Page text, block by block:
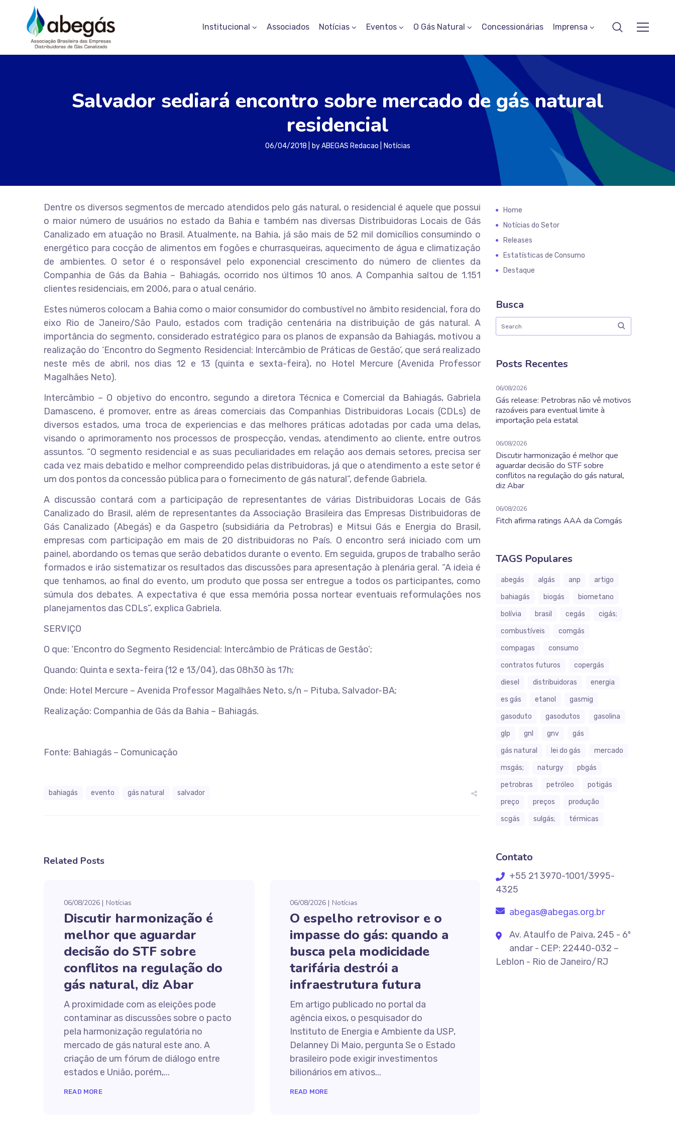
Institucional Associados Notícias Eventos O Gás Natural Concessionárias Imprensa
Salvador sediará encontro sobre mercado de gás natural
residencial
06/04/2018 byABEGAS Redacao Notícias
Dentre os diversos segmentos de mercado atendidos pelo gás natural, o residencial é aquele que possui
o maior número de usuários no estado da Bahia e também nas diversas Distribuidoras Locais de Gás
Canalizado em atuação no Brasil. Atualmente, na Bahia, já são mais de 52 mil domicílios consumindo o
energético para cocção de alimentos em fogões e churrasqueiras, aquecimento de água e climatização
de ambientes. O setor é o responsável pelo exponencial crescimento do número de clientes da
Companhia de Gás da Bahia – Bahiagás, ocorrido nos últimos 10 anos. A Companhia saltou de 1.151
clientes residenciais, em 2006, para o atual cenário.
Estes números colocam a Bahia como o maior consumidor do combustível no âmbito residencial, fora do
eixo Rio de Janeiro/São Paulo, estados com tradição centenária na distribuição de gás natural. A
importância do segmento, considerado estratégico para os planos de expansão da Bahiagás, motivou a
realização do ‘Encontro do Segmento Residencial: Intercâmbio de Práticas de Gestão’, que será realizado
neste mês de abril, nos dias 12 e 13 (quinta e sexta-feira), no Hotel Mercure (Avenida Professor
Magalhães Neto).
Intercâmbio – O objetivo do encontro, segundo a diretora Técnica e Comercial da Bahiagás, Gabriela
Damasceno, é promover, entre as áreas comerciais das Companhias Distribuidoras Locais (CDLs) de
diversos estados, uma troca de experiencias e das melhores práticas adotadas por cada uma delas,
visando o aprimoramento nos processos de prospecção, vendas, atendimento ao cliente, entre outros
assuntos. “O segmento residencial e as suas peculiaridades em relação aos demais setores, precisa ser
cada vez mais debatido e melhor compreendido pelas distribuidoras, já que o atendimento a este setor é
um dos pontos da concessão pública para o fornecimento de gás natural”, defende Gabriela.
A discussão contará com a participação de representantes de várias Distribuidoras Locais de Gás
Canalizado do Brasil, além de representantes da Associação Brasileira das Empresas Distribuidoras de
Gás Canalizado (Abegás) e da Gaspetro (subsidiária da Petrobras) e Mitsui Gás e Energia do Brasil,
empresas com participação em mais de 20 distribuidoras no País. O encontro será iniciado com um
painel, abordando os temas que serão debatidos durante o evento. Em seguida, grupos de trabalho serão
formados e irão sistematizar os resultados das discussões para apresentação à plenária geral. “A ideia é
que tenhamos, ao final do evento, um produto que possa ser entregue a todos os participantes, como
súmula dos debates. A expectativa é que essa memória possa nortear eventuais reformulações nos
planejamentos das CDLs”, explica Gabriela.
SERVIÇO
O que: ‘Encontro do Segmento Residencial: Intercâmbio de Práticas de Gestão’;
Quando: Quinta e sexta-feira (12 e 13/04), das 08h30 às 17h;
Onde: Hotel Mercure – Avenida Professor Magalhães Neto, s/n – Pituba, Salvador-BA;
Realização: Companhia de Gás da Bahia – Bahiagás.
Fonte: Bahiagás – Comunicação
bahiagás evento gás natural salvador
Related Posts
06/08/2026 Notícias
Discutir harmonização é
melhor que aguardar
decisão do STF sobre
conflitos na regulação do
gás natural, diz Abar
A proximidade com as eleições pode
contaminar as discussões sobre o pacto
pela harmonização regulatória no
mercado de gás natural este ano. A
criação de um fórum de diálogo entre
estados e União, porém,...
READ MORE
06/08/2026 Notícias
O espelho retrovisor e o
impasse do gás: quando a
busca pela modicidade
tarifária destrói a
infraestrutura futura
Em artigo publicado no portal da
agência eixos, o pesquisador do
Instituto de Energia e Ambiente da USP,
Delanney Di Maio, pergunta Se o Estado
brasileiro pode exigir investimentos
bilionários em ativos...
READ MORE
Home
Notícias do Setor
Releases
Estatísticas de Consumo
Destaque
Busca
Posts Recentes
06/08/2026
Gás release: Petrobras não vê motivos
razoáveis para eventual limite à
importação pela estatal
06/08/2026
Discutir harmonização é melhor que
aguardar decisão do STF sobre
conflitos na regulação do gás natural,
diz Abar
06/08/2026
Fitch afirma ratings AAA da Comgás
TAGS Populares
abegás algás anp
artigo
bahiagás
biogás
biometano
bolívia
brasil cegás
cigás;
combustíveis
comgás
compagas
consumo
contratos futuros
copergás
diesel
distribuidoras
energia
es gás
etanol
gasmig
gasoduto
gasodutos
gasolina
glp
gnl gnv
gás
gás natural
lei do gás
mercado
msgás;
naturgy
pbgás
petrobras
petróleo
potigás
preço
preços
produção
scgás
sulgás; térmicas
Contato
+55 21 3970-1001/3995-
4325
abegas@abegas.org.br
Av. Ataulfo de Paiva, 245 - 6º
andar - CEP: 22440-032 –
Leblon - Rio de Janeiro/RJ